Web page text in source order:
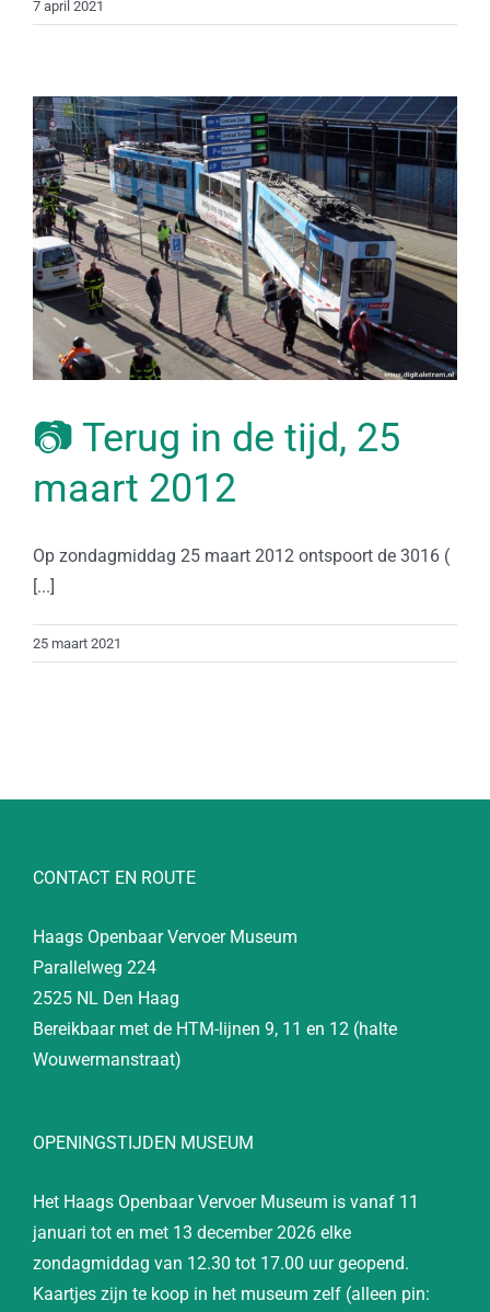
7 april 2021
📷 Terug in de tijd, 25
maart 2012
Op zondagmiddag 25 maart 2012 ontspoort de 3016 (
[...]
25 maart 2021
CONTACT EN ROUTE
Haags Openbaar Vervoer Museum
Parallelweg 224
2525 NL Den Haag
Bereikbaar met de HTM-lijnen 9, 11 en 12 (halte
Wouwermanstraat)
OPENINGSTIJDEN MUSEUM
Het Haags Openbaar Vervoer Museum is vanaf 11
januari tot en met 13 december 2026 elke
zondagmiddag van 12.30 tot 17.00 uur geopend.
Kaartjes zijn te koop in het museum zelf (alleen pin: